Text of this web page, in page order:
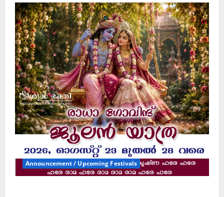
Announcement / Upcoming Festivals